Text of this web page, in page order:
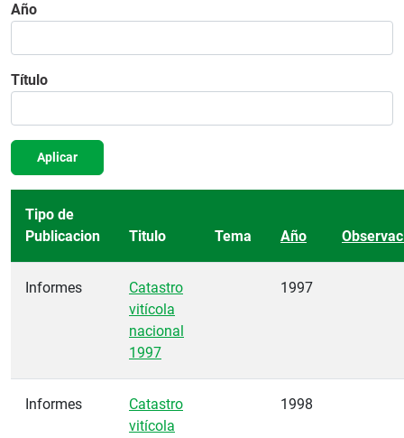
Año
Título
Aplicar
Tipo de
Publicacion
Titulo Tema Año
Informes
Catastro
vitícola
nacional
1997
1997
Informes
Catastro
vitícola
1998